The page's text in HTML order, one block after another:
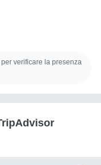
verificare la presenza